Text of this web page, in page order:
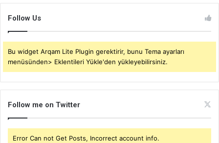
Follow Us
Bu widget Arqam Lite Plugin gerektirir, bunu Tema ayarları
menüsünden> Eklentileri Yükle'den yükleyebilirsiniz.
Follow me on Twitter
Error Can not Get Posts, Incorrect account info.